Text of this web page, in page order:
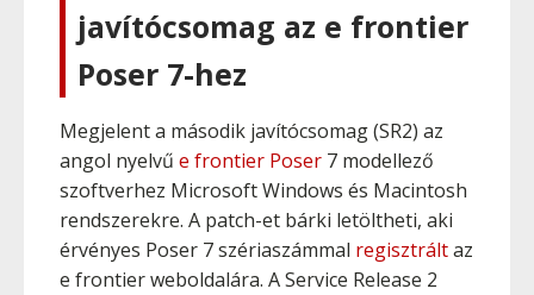
javítócsomag az e frontier
Poser 7-hez
Megjelent a második javítócsomag (SR2) az
angol nyelvű e frontier Poser 7 modellező
szoftverhez Microsoft Windows és Macintosh
rendszerekre. A patch-et bárki letöltheti, aki
érvényes Poser 7 szériaszámmal regisztráltaz
e frontier weboldalára. A Service Release 2